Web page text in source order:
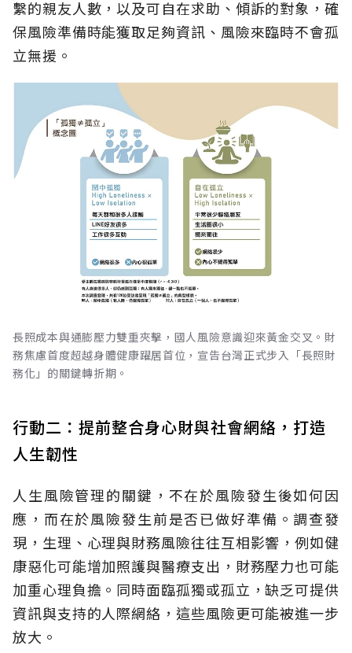
繫的親友人數，以及可自在求助、傾訴的對象，確
保風險準備時能獲取足夠資訊、風險來臨時不會孤
立無援。
長照成本與通膨壓力雙重夾擊，國人風險意識迎來黃金交叉。財
務焦慮首度超越身體健康躍居首位，宣告台灣正式步入「長照財
務化」的關鍵轉折期。
行動二：提前整合身心財與社會網絡，打造
人生韌性
人生風險管理的關鍵，不在於風險發生後如何因
應，而在於風險發生前是否已做好準備。調查發
現，生理、心理與財務風險往往互相影響，例如健
康惡化可能增加照護與醫療支出，財務壓力也可能
加重心理負擔。同時面臨孤獨或孤立，缺乏可提供
資訊與支持的人際網絡，這些風險更可能被進一步
放大。